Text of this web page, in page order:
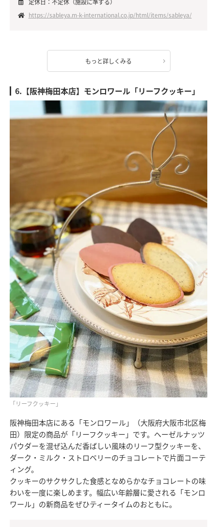
定休日：不定休（施設に準ずる）
https://sableya.m-k-international.co.jp/html/items/sableya/
もっと詳しくみる
6.【阪神梅田本店】モンロワール「リーフクッキー」
「リーフクッキー」
阪神梅田本店にある「モンロワール」（大阪府大阪市北区梅
田）限定の商品が「リーフクッキー」です。ヘーゼルナッツ
パウダーを混ぜ込んだ香ばしい風味のリーフ型クッキーを、
ダーク・ミルク・ストロベリーのチョコレートで片面コーテ
ィング。
クッキーのサクサクした食感となめらかなチョコレートの味
わいを一度に楽しめます。幅広い年齢層に愛される「モンロ
ワール」の新商品をぜひティータイムのおともに。